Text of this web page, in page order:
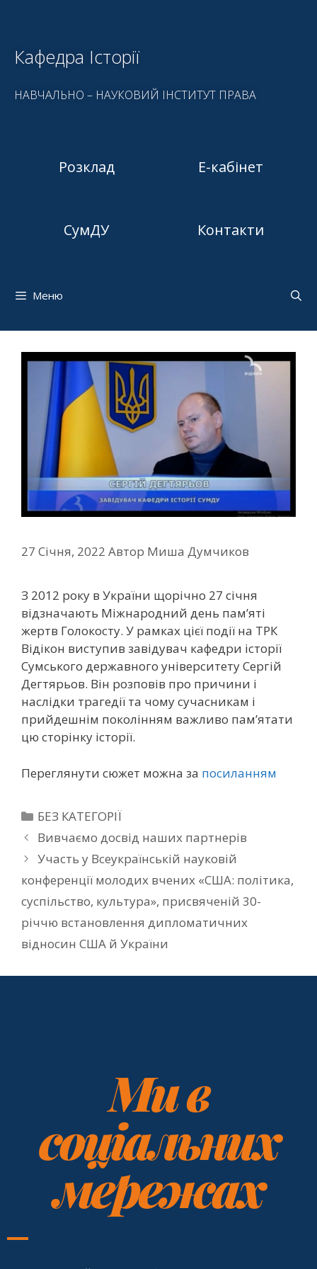
Кафедра Історії
НАВЧАЛЬНО – НАУКОВИЙ ІНСТИТУТ ПРАВА
Розклад Е-кабінет
СумДУ Контакти
Меню
27 Січня, 2022 Автор Миша Думчиков
З 2012 року в України щорічно 27 січня
відзначають Міжнародний день пам’яті
жертв Голокосту. У рамках цієї події на ТРК
Відікон виступив завідувач кафедри історії
Сумського державного університету Сергій
Дегтярьов. Він розповів про причини і
наслідки трагедії та чому сучасникам і
прийдешнім поколінням важливо пам’ятати
цю сторінку історії.
Переглянути сюжет можна за посиланням
БЕЗ КАТЕГОРІЇ
Вивчаємо досвід наших партнерів
Участь у Всеукраїнській науковій
конференції молодих вчених «США: політика,
суспільство, культура», присвяченій 30-
річчю встановлення дипломатичних
відносин США й України
Ми в
соціальних
мережах